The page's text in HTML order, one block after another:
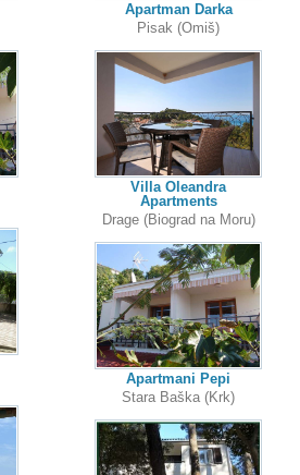
Apartman Darka
Pisak (Omiš)
Villa Oleandra
Apartments
Drage (Biograd na Moru)
Apartmani Pepi
Stara Baška (Krk)